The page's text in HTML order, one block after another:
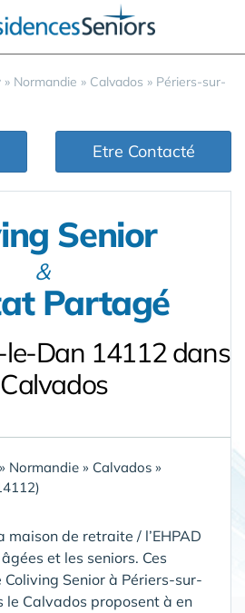
» Normandie » Calvados » Périers-sur-
Etre Contacté
Senior
&
Partagé
le-Dan 14112 dans
Normandie » Calvados »
de retraite / l’EHPAD
et les seniors. Ces
Senior à Périers-sur-
Calvados proposent à en